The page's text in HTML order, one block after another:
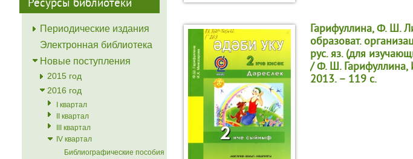
Ресурсы библиотеки
Периодические издания
Электронная библиотека
Новые поступления
2015 год
2016 год
I квартал
II квартал
III квартал
IV квартал
Библиографические пособия
Гарифуллина, Ф. Ш.
образоват.
рус. яз. (для
/ Ф. Ш. Гарифуллина,
2013. – 119 с.